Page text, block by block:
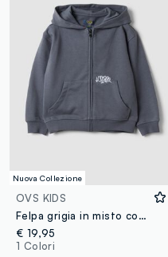
Nuova Collezione
OVS KIDS
Felpa grigia in misto cotone con cappuccio regular fit per bambino
€ 19,95
1 Colori